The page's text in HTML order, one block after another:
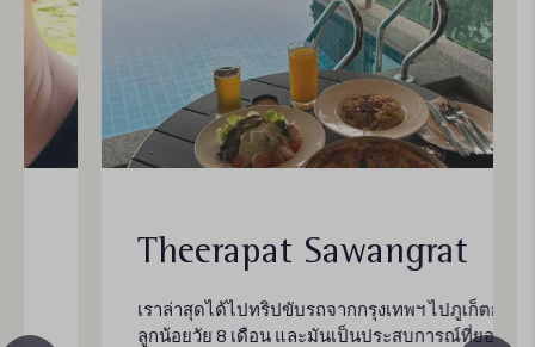
Theerapat Sawangrat
เราล่าสุดได้ไปทริปขับรถจากกรุงเทพฯ ไปภูเก็ตกับ
ลูกน้อยวัย 8 เดือน และมันเป็นประสบการณ์ที่ยอด